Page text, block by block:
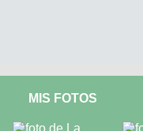
MIS FOTOS